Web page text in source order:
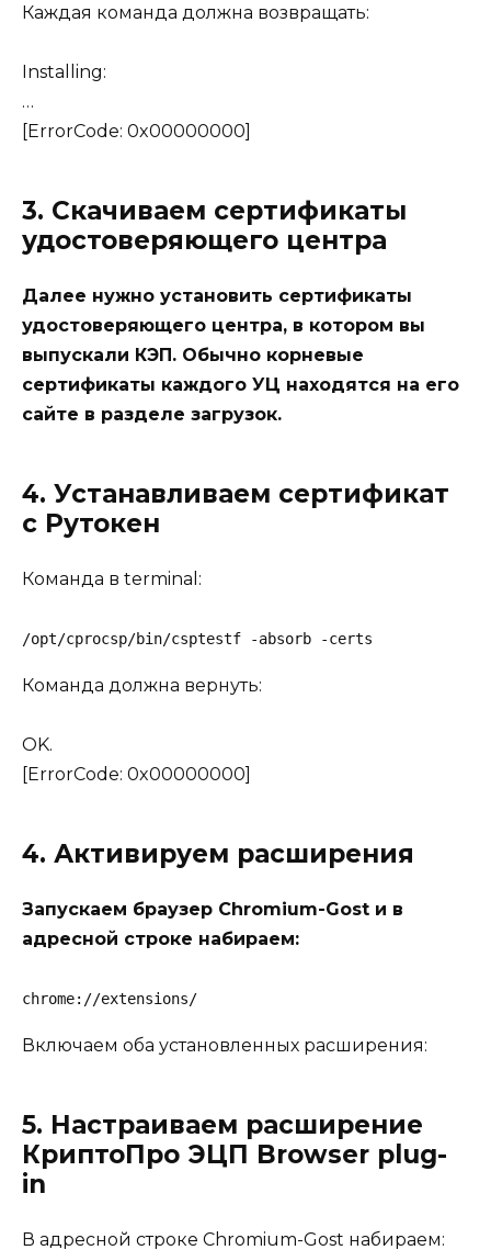
Каждая команда должна возвращать:
Installing:
…
[ErrorCode: 0x00000000]
3. Скачиваем сертификаты
удостоверяющего центра
Далее нужно установить сертификаты
удостоверяющего центра, в котором вы
выпускали КЭП. Обычно корневые
сертификаты каждого УЦ находятся на его
сайте в разделе загрузок.
4. Устанавливаем сертификат
с Рутокен
Команда в terminal:
/opt/cprocsp/bin/csptestf -absorb -certs
Команда должна вернуть:
OK.
[ErrorCode: 0x00000000]
4. Активируем расширения
Запускаем браузер Chromium-Gost и в
адресной строке набираем:
chrome://extensions/
Включаем оба установленных расширения:
5. Настраиваем расширение
КриптоПро ЭЦП Browser plug-
in
В адресной строке Chromium-Gost набираем: